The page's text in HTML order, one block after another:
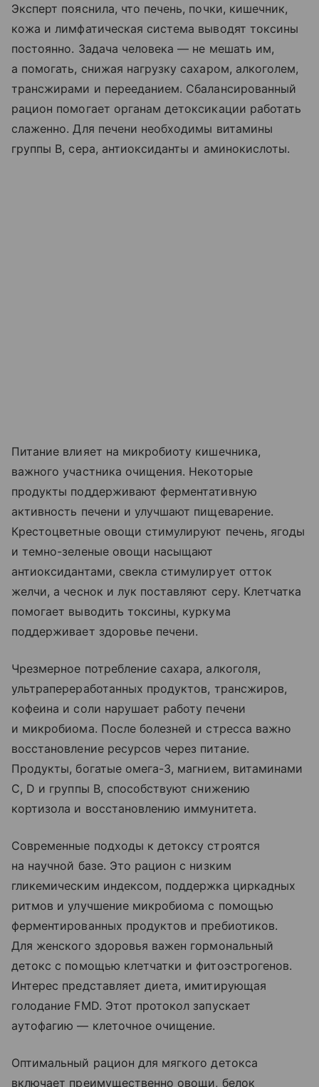
Эксперт пояснила, что печень, почки, кишечник,
кожа и лимфатическая система выводят токсины
постоянно. Задача человека — не мешать им,
а помогать, снижая нагрузку сахаром, алкоголем,
трансжирами и перееданием. Сбалансированный
рацион помогает органам детоксикации работать
слаженно. Для печени необходимы витамины
группы B, сера, антиоксиданты и аминокислоты.
Питание влияет на микробиоту кишечника,
важного участника очищения. Некоторые
продукты поддерживают ферментативную
активность печени и улучшают пищеварение.
Крестоцветные овощи стимулируют печень, ягоды
и темно-зеленые овощи насыщают
антиоксидантами, свекла стимулирует отток
желчи, а чеснок и лук поставляют серу. Клетчатка
помогает выводить токсины, куркума
поддерживает здоровье печени.
Чрезмерное потребление сахара, алкоголя,
ультрапереработанных продуктов, трансжиров,
кофеина и соли нарушает работу печени
и микробиома. После болезней и стресса важно
восстановление ресурсов через питание.
Продукты, богатые омега-3, магнием, витаминами
C, D и группы B, способствуют снижению
кортизола и восстановлению иммунитета.
Современные подходы к детоксу строятся
на научной базе. Это рацион с низким
гликемическим индексом, поддержка циркадных
ритмов и улучшение микробиома с помощью
ферментированных продуктов и пребиотиков.
Для женского здоровья важен гормональный
детокс с помощью клетчатки и фитоэстрогенов.
Интерес представляет диета, имитирующая
голодание FMD. Этот протокол запускает
аутофагию — клеточное очищение.
Оптимальный рацион для мягкого детокса
включает преимущественно овощи, белок